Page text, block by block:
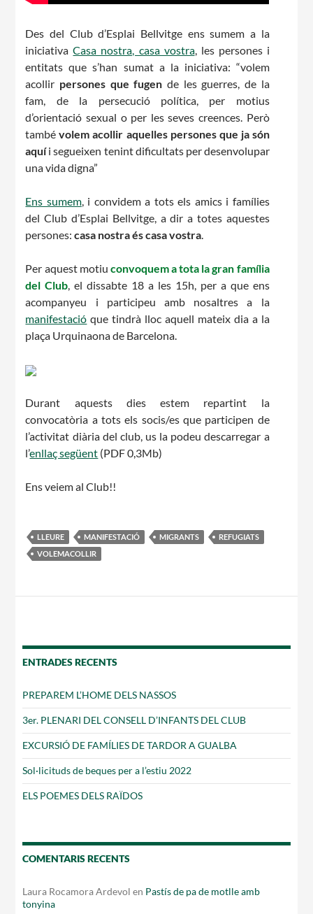
Des del Club d’Esplai Bellvitge ens sumem a la
iniciativaCasa nostra, casa vostra, les persones i
entitats que s’han sumat a la iniciativa: “volem
acollir persones que fugen de les guerres, de la
fam, de la persecució política, per motius
d’orientació sexual o per les seves creences. Però
tambévolem acollir aquelles persones que ja són
aquíi segueixen tenint dificultats per desenvolupar
una vida digna”
Ens sumem, i convidem a tots els amics i famílies
del Club d’Esplai Bellvitge, a dir a totes aquestes
persones:casa nostra és casa vostra.
Per aquest motiu convoquem a tota la gran família
del Club, el dissabte 18 a les 15h, per a que ens
acompanyeu i participeu amb nosaltres a la
manifestació que tindrà lloc aquell mateix dia a la
plaça Urquinaona de Barcelona.
Durant aquests dies estem repartint la
convocatòria a tots els socis/es que participen de
l’activitat diària del club, us la podeu descarregar a
l’enllaç següent (PDF 0,3Mb)
Ens veiem al Club!!
LLEURE MANIFESTACIÓ MIGRANTS
REFUGIATS
VOLEMACOLLIR
ENTRADES RECENTS
PREPAREM L’HOME DELS NASSOS
3er. PLENARI DEL CONSELL D’INFANTS DEL CLUB
EXCURSIÓ DE FAMÍLIES DE TARDOR A GUALBA
Sol·licituds de beques per a l’estiu 2022
ELS POEMES DELS RAÏDOS
COMENTARIS RECENTS
Laura Rocamora Ardevol en Pastís de pa de motlle amb
tonyina
CONEIX FUNDESPLAI
La Fundació
Els comptes clars
Memòria d'activitats
Proposta educativa
ACTUALITAT
Notícies
Butlletins
Diari de la Fundació
Fundesplai als mitjans
Xarxes socials
COL·LABORA
Fes voluntariat
Fes un donatiu